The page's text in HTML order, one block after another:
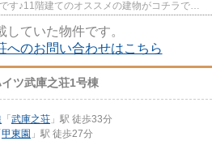
す♪11階建てのオススメの建物がコチラです♪
していた物件です。
へのお問い合わせはこちら
ツ武庫之荘1号棟
「 武庫之荘 」駅 徒歩33分
甲東園 」駅 徒歩27分